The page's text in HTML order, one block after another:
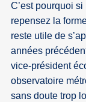
C’est pourquoi
repensez la
reste utile de
années
vice-président
observatoire
sans doute trop